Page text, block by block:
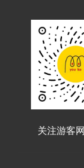
关注游客